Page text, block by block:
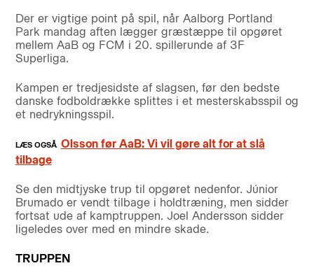
Der er vigtige point på spil, når Aalborg Portland
Park mandag aften lægger græstæppe til opgøret
mellem AaB og FCM i 20. spillerunde af 3F
Superliga.
Kampen er tredjesidste af slagsen, før den bedste
danske fodboldrække splittes i et mesterskabsspil og
et nedrykningsspil.
Olsson før AaB: Vi vil gøre alt for at slå
tilbage
Se den midtjyske trup til opgøret nedenfor. Júnior
Brumado er vendt tilbage i holdtræning, men sidder
fortsat ude af kamptruppen. Joel Andersson sidder
ligeledes over med en mindre skade.
TRUPPEN